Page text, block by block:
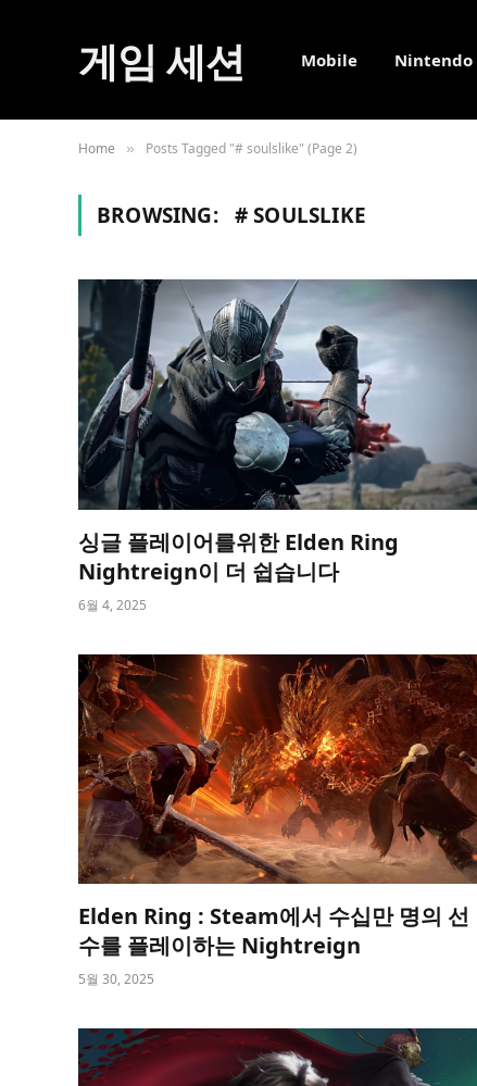
게임 세션 Mobile Nintendo
Home » Posts Tagged "# soulslike" (Page 2)
BROWSING: # SOULSLIKE
싱글 플레이어를위한 Elden Ring
Nightreign이 더 쉽습니다
6월 4, 2025
Elden Ring : Steam에서 수십만 명의 선
수를 플레이하는 Nightreign
5월 30, 2025